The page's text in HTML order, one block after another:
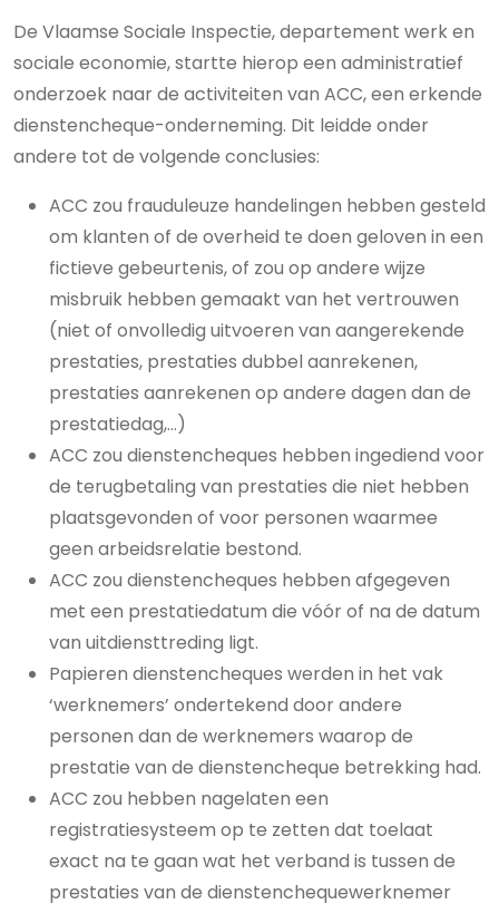
De Vlaamse Sociale Inspectie, departement werk en
sociale economie, startte hierop een administratief
onderzoek naar de activiteiten van ACC, een erkende
dienstencheque-onderneming. Dit leidde onder
andere tot de volgende conclusies:
ACC zou frauduleuze handelingen hebben gesteld
om klanten of de overheid te doen geloven in een
fictieve gebeurtenis, of zou op andere wijze
misbruik hebben gemaakt van het vertrouwen
(niet of onvolledig uitvoeren van aangerekende
prestaties, prestaties dubbel aanrekenen,
prestaties aanrekenen op andere dagen dan de
prestatiedag,…)
ACC zou dienstencheques hebben ingediend voor
de terugbetaling van prestaties die niet hebben
plaatsgevonden of voor personen waarmee
geen arbeidsrelatie bestond.
ACC zou dienstencheques hebben afgegeven
met een prestatiedatum die vóór of na de datum
van uitdiensttreding ligt.
Papieren dienstencheques werden in het vak
‘werknemers’ ondertekend door andere
personen dan de werknemers waarop de
prestatie van de dienstencheque betrekking had.
ACC zou hebben nagelaten een
registratiesysteem op te zetten dat toelaat
exact na te gaan wat het verband is tussen de
prestaties van de dienstenchequewerknemer